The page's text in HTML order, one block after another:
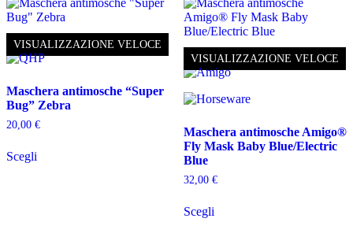
Le
opzioni
possono
essere
scelte
pagina
del
prodotto
Le
opzioni
possono
essere
scelte
nella
del
VISUALIZZAZIONE VELOCE
Maschera antimosche “Super
Bug” Zebra
20,00 €
Scegliprodotto
VISUALIZZAZIONE VELOCE
Maschera antimosche Amigo®
Fly Mask Baby Blue/Electric
Blue
32,00 €
Scegliprodotto